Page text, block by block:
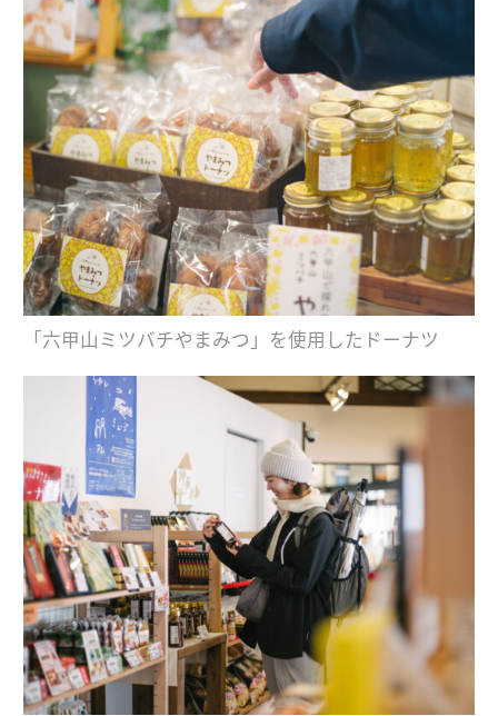
「六甲山ミツバチやまみつ」を使用したドーナツ